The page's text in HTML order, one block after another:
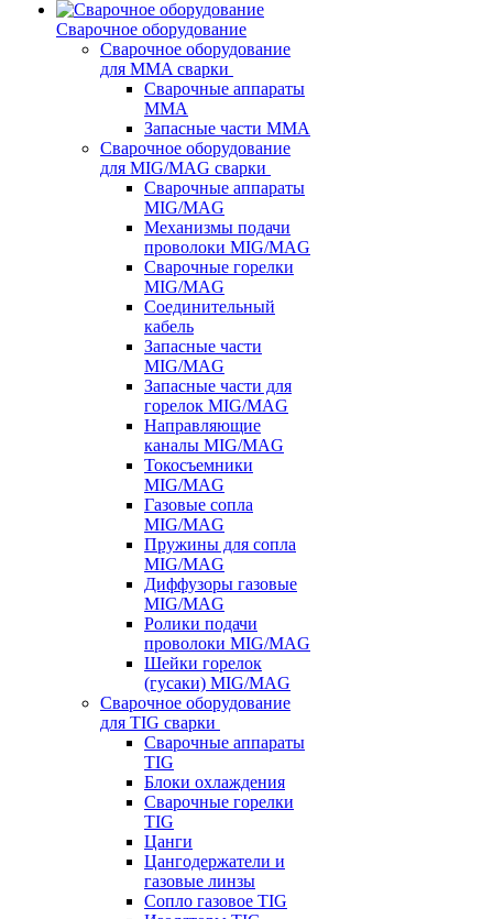
Сварочное оборудование
Сварочное оборудование
для MMA сварки
Сварочные аппараты
MMA
Запасные части MMA
Сварочное оборудование
для MIG/MAG сварки
Сварочные аппараты
MIG/MAG
Механизмы подачи
проволоки MIG/MAG
Сварочные горелки
MIG/MAG
Соединительный
кабель
Запасные части
MIG/MAG
Запасные части для
горелок MIG/MAG
Направляющие
каналы MIG/MAG
Токосъемники
MIG/MAG
Газовые сопла
MIG/MAG
Пружины для сопла
MIG/MAG
Диффузоры газовые
MIG/MAG
Ролики подачи
проволоки MIG/MAG
Шейки горелок
(гусаки) MIG/MAG
Сварочное оборудование
для TIG сварки
Сварочные аппараты
TIG
Блоки охлаждения
Сварочные горелки
TIG
Цанги
Цангодержатели и
газовые линзы
Сопло газовое TIG